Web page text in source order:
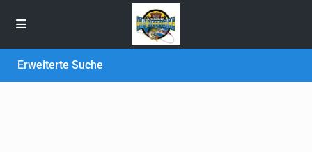
Erweiterte Suche